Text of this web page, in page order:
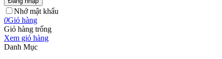
Nhớ mật khẩu
0Giỏ hàng
Giỏ hàng trống
Xem giỏ hàng
Danh Mục